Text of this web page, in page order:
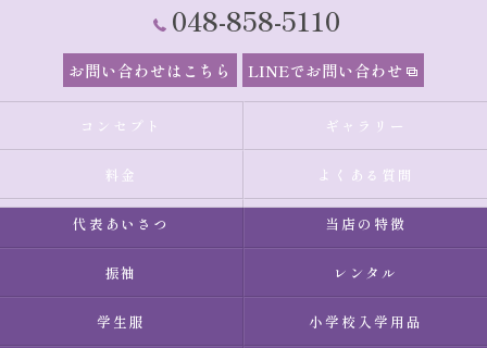
048-858-5110
お問い合わせはこちら LINEでお問い合わせ
コンセプト ギャラリー
料金 よくある質問
代表あいさつ 当店の特徴
振袖 レンタル
学生服 小学校入学用品